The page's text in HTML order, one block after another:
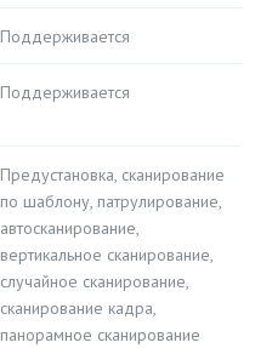
Поддерживается
Поддерживается
Предустановка, сканирование
по шаблону, патрулирование,
автосканирование,
вертикальное сканирование,
случайное сканирование,
сканирование кадра,
панорамное сканирование